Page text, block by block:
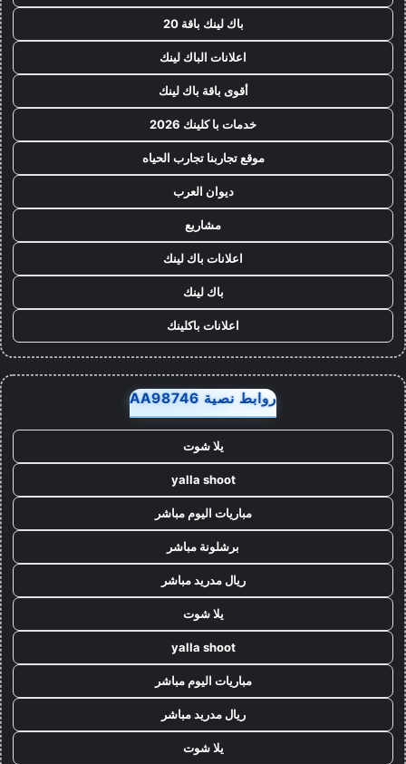
باك لينك باقة 20
اعلانات الباك لينك
أقوى باقة باك لينك
خدمات با كلينك 2026
موقع تجاربنا تجارب الحياه
ديوان العرب
مشاريع
اعلانات باك لينك
باك لينك
اعلانات باكلينك
روابط نصية AA98746
يلا شوت
yalla shoot
مباريات اليوم مباشر
برشلونة مباشر
ريال مدريد مباشر
يلا شوت
yalla shoot
مباريات اليوم مباشر
ريال مدريد مباشر
يلا شوت